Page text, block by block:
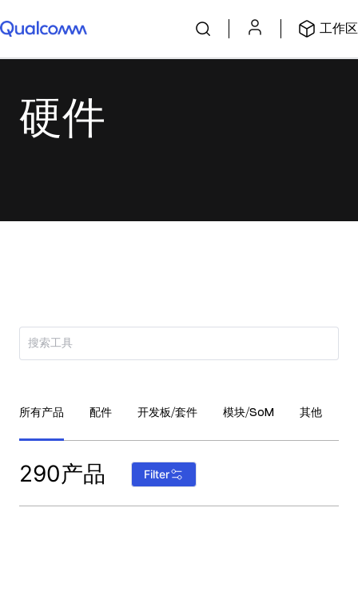
工作区
硬件
所有产品 配件 开发板/套件 模块/SoM 其他
290产品 Filter